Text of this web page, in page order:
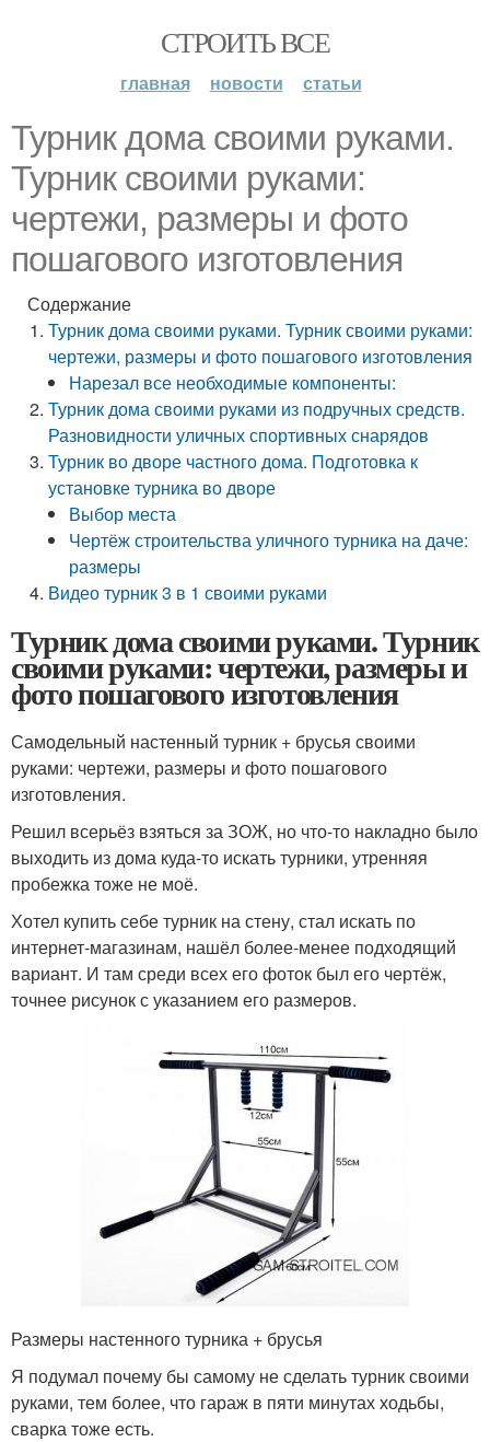
СТРОИТЬ ВСЕ
главная новости статьи
Турник дома своими руками.
Турник своими руками:
чертежи, размеры и фото
пошагового изготовления
Содержание
Турник дома своими руками. Турник своими руками:
чертежи, размеры и фото пошагового изготовления
Нарезал все необходимые компоненты:
Турник дома своими руками из подручных средств.
Разновидности уличных спортивных снарядов
Турник во дворе частного дома. Подготовка к
установке турника во дворе
Выбор места
Чертёж строительства уличного турника на даче:
размеры
Видео турник 3 в 1 своими руками
Турник дома своими руками. Турник
своими руками: чертежи, размеры и
фото пошагового изготовления
Самодельный настенный турник + брусья своими
руками: чертежи, размеры и фото пошагового
изготовления.
Решил всерьёз взяться за ЗОЖ, но что-то накладно было
выходить из дома куда-то искать турники, утренняя
пробежка тоже не моё.
Хотел купить себе турник на стену, стал искать по
интернет-магазинам, нашёл более-менее подходящий
вариант. И там среди всех его фоток был его чертёж,
точнее рисунок с указанием его размеров.
Размеры настенного турника + брусья
Я подумал почему бы самому не сделать турник своими
руками, тем более, что гараж в пяти минутах ходьбы,
сварка тоже есть.